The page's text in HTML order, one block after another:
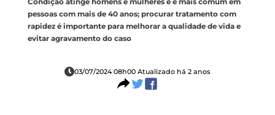
Condição atinge homens e mulheres e é mais comum em
pessoas com mais de 40 anos; procurar tratamento com
rapidez é importante para melhorar a qualidade de vida e
evitar agravamento do caso
03/07/2024 08h00 Atualizado há 2 anos